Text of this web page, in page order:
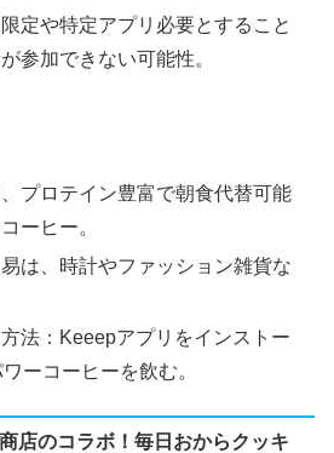
定や特定アプリ必要とすること
参加できない可能性。
プロテイン豊富で朝食代替可能
ーヒー。
は、時計やファッション雑貨な
法：Keeepアプリをインストー
ーコーヒーを飲む。
店のコラボ！毎日おからクッキ